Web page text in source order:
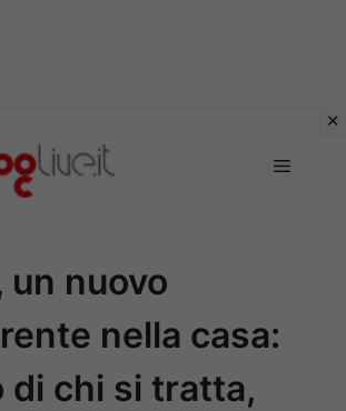
Menu
un nuovo
nella casa:
di chi si tratta,